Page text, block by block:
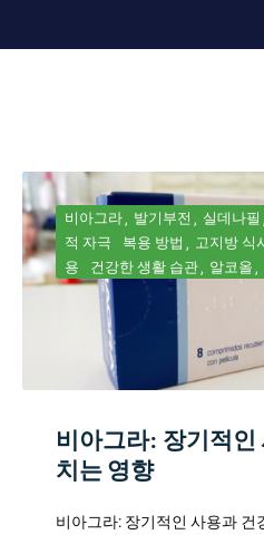
비아그라 발기부전 실데나필
적 자극
복용 방법 고지방 식
용
건강한 생활 습관 알코올
비아그라: 장기적인
치는 영향
비아그라: 장기적인 사용과 건